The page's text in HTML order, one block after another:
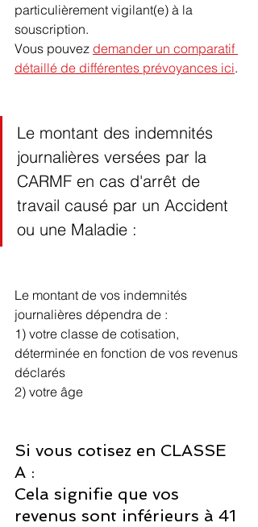
particulièrement vigilant(e) à la
souscription.
Vous pouvez demander un comparatif
détaillé de différentes prévoyances ici.
Le montant des indemnités
journalières versées par la
CARMF en cas d'arrêt de
travail causé par un Accident
ou une Maladie :
Le montant de vos indemnités
journalières dépendra de :
1) votre classe de cotisation,
déterminée en fonction de vos revenus
déclarés
2) votre âge
Si vous cotisez en CLASSE
A :
Cela signifie que vos
revenus sont inférieurs à 41